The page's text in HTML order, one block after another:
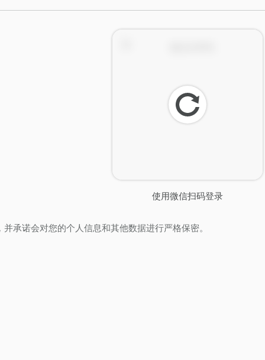
使用微信扫码登录
刷
新
承诺会对您的个人信息和其他数据进行严格保密。